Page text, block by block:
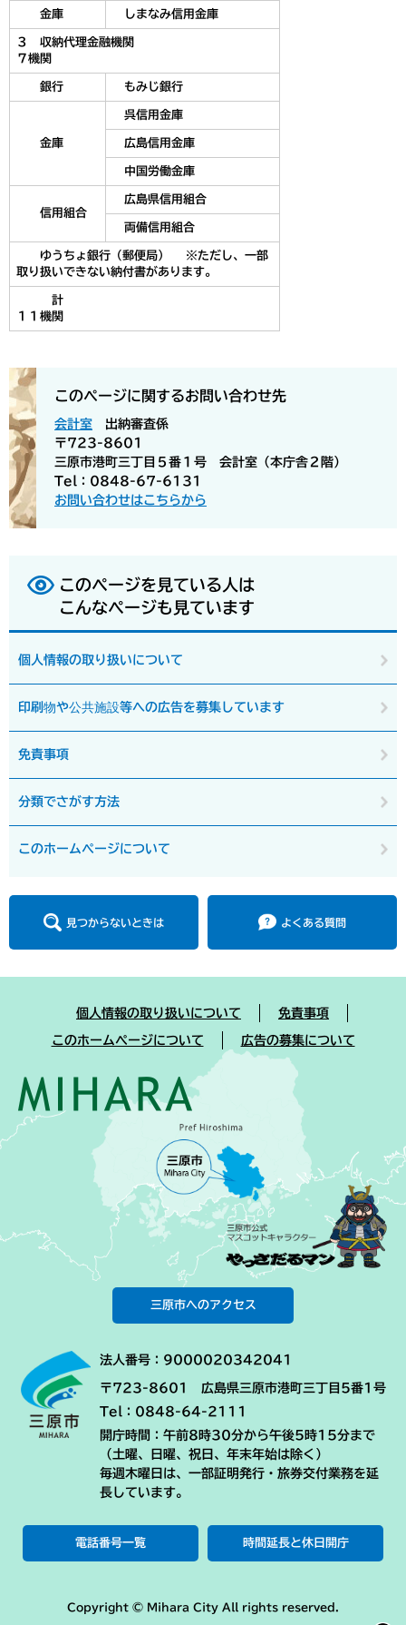
金庫 しまなみ信用金庫
３ 収納代理金融機関
７機関
銀行 もみじ銀行
金庫
呉信用金庫
広島信用金庫
中国労働金庫
信用組合
広島県信用組合
両備信用組合
ゆうちょ銀行（郵便局） ※ただし、一部
取り扱いできない納付書があります。
計
１１機関
このページに関するお問い合わせ先
会計室
出納審査係
〒723-8601
三原市港町三丁目５番１号 会計室（本庁舎２階）
Tel：0848-67-6131
お問い合わせはこちらから
このページを見ている人は
こんなページも見ています
個人情報の取り扱いについて
印刷物や公共施設等への広告を募集しています
免責事項
分類でさがす方法
このホームページについて
見つからないときは よくある質問
個人情報の取り扱いについて 免責事項
このホームページについて 広告の募集について
三原市へのアクセス
法人番号：9000020342041
〒723-8601 広島県三原市港町三丁目5番1号
Tel：0848-64-2111
開庁時間：午前8時30分から午後5時15分まで
（土曜、日曜、祝日、年末年始は除く）
毎週木曜日は、一部証明発行・旅券交付業務を延
長しています。
電話番号一覧 時間延長と休日開庁
Copyright © Mihara City All rights reserved.